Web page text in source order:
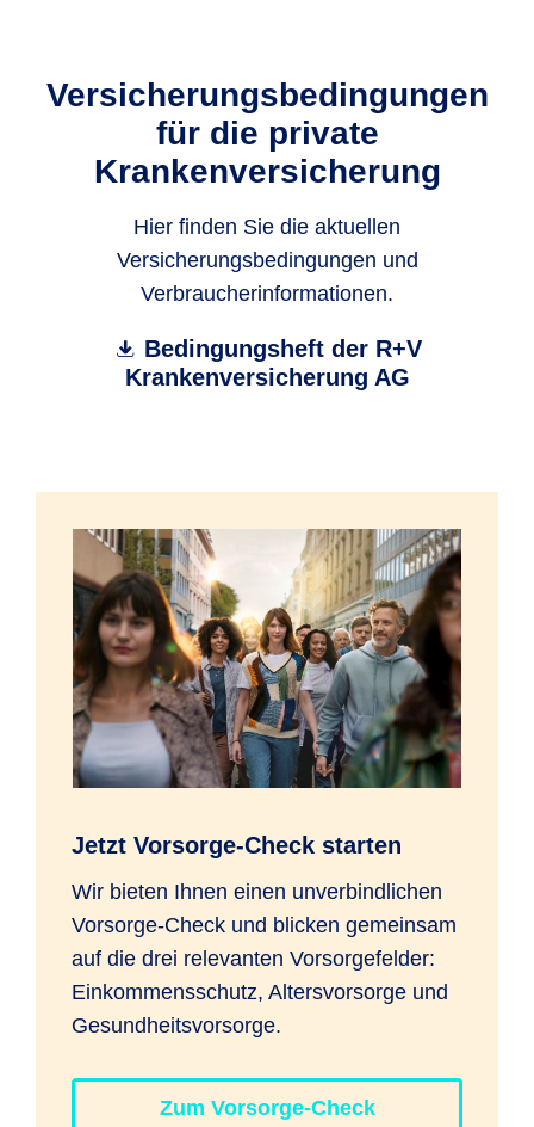
Versicherungs­bedingungen
für die private
Krankenversicherung
Hier finden Sie die aktuellen
Versicherungsbedingungen und
Verbraucherinformationen.
Bedingungsheft der R+V
Krankenversicherung AG
Jetzt Vorsorge-Check starten
Wir bieten Ihnen einen unverbindlichen
Vorsorge-Check und blicken gemeinsam
auf die drei relevanten Vorsorgefelder:
Einkommensschutz, Altersvorsorge und
Gesundheitsvorsorge.
Zum Vorsorge-Check